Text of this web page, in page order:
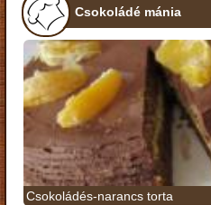
Csokoládé mánia
Csokoládés-narancs torta